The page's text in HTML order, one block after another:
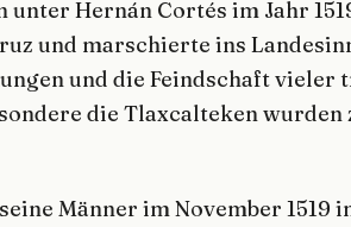
unter Hernán Cortés im Jahr
und marschierte ins
und die Feindschaft
die Tlaxcalteken
Männer im November